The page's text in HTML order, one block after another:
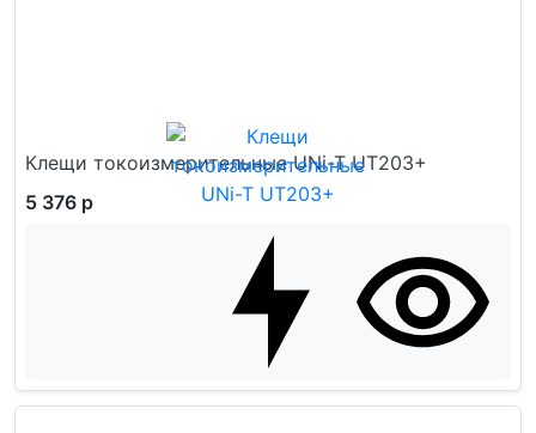
Клещи токоизмерительные UNi-T UT203+
5 376 р